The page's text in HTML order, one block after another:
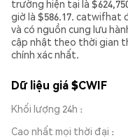
trường hiện tại là
giờ là $586.17. catwifhat
và có nguồn cung lưu
cập nhật theo thời gian
chính xác nhất.
Dữ liệu giá $CWIF
Khối lượng 24h
Cao nhất mọi thời đại